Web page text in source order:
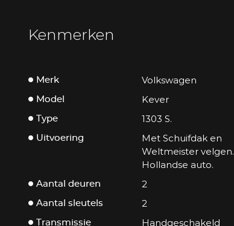
Kenmerken
Merk Volkswagen
Model Kever
Type 1303 S.
Uitvoering
Met Schuifdak en
Weltmeister velgen.
Hollandse auto.
Aantal deuren 2
Aantal sleutels 2
Transmissie Handgeschakeld